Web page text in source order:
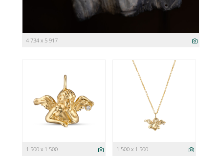
4 734 x 5 917
1 500 x 1 500 1 500 x 1 500